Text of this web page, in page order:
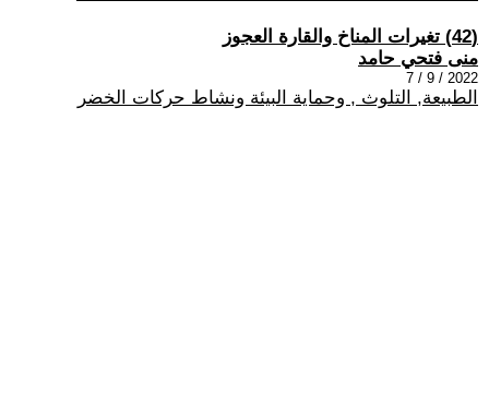
(42) تغيرات المناخ والقارة العجوز
منى فتحي حامد
2022 / 9 / 7
الطبيعة, التلوث , وحماية البيئة ونشاط حركات الخضر